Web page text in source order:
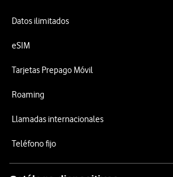
Datos ilimitados
eSIM
Tarjetas Prepago Móvil
Roaming
Llamadas internacionales
Teléfono fijo